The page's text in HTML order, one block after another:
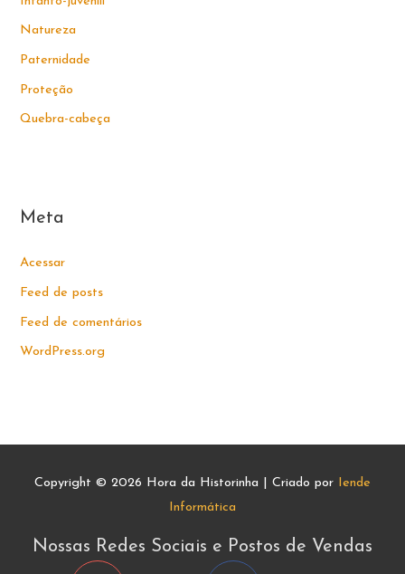
Natureza
Paternidade
Proteção
Quebra-cabeça
Meta
Acessar
Feed de posts
Feed de comentários
WordPress.org
Copyright © 2026 Hora da Historinha | Criado por Iende
Informática
Nossas Redes Sociais e Postos de Vendas